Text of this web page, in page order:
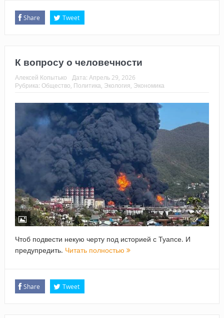
Share Tweet
К вопросу о человечности
Алексей Копытько Дата: Апрель 29, 2026
Рубрика: Общество Политика Экология Экономика
Чтоб подвести некую черту под историей с Туапсе. И
предупредить. Читать полностью
Share Tweet